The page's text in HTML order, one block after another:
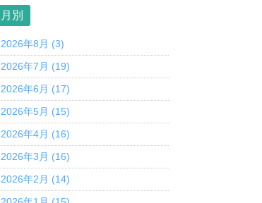
月別
2026年8月 (3)
2026年7月 (19)
2026年6月 (17)
2026年5月 (15)
2026年4月 (16)
2026年3月 (16)
2026年2月 (14)